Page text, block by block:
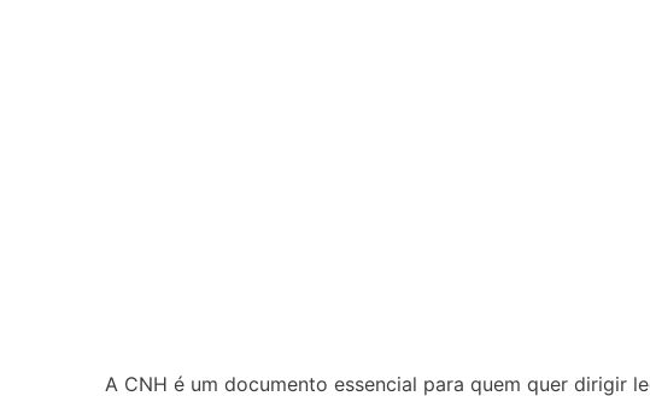
A CNH é um documento essencial para quem quer dirigir